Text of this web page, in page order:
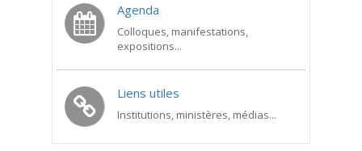
Agenda
Colloques, manifestations,
expositions...
Liens utiles
Institutions, ministères, médias...